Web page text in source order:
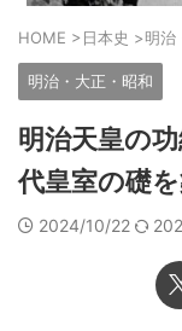
HOME >日本史 >明治
明治・大正・昭和
明治天皇の
代皇室の礎
2024/10/22